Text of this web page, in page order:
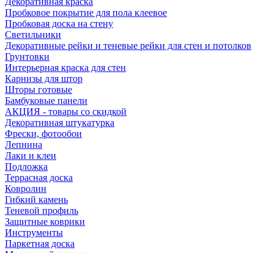
Пробковое покрытие для пола клеевое
Пробковая доска на стену
Светильники
Декоративные рейки и теневые рейки для стен и потолков
Грунтовки
Интерьерная краска для стен
Карнизы для штор
Шторы готовые
Бамбуковые панели
АКЦИЯ - товары со скидкой
Декоративная штукатурка
Фрески, фотообои
Лепнина
Лаки и клеи
Подложка
Террасная доска
Ковролин
Гибкий камень
Теневой профиль
Защитные коврики
Инструменты
Паркетная доска